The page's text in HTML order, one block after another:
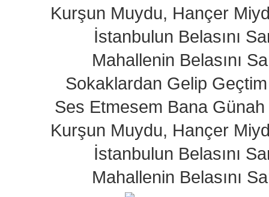
Kurşun Muydu, Hançer
İstanbulun Belasını
Mahallenin Belasını
Sokaklardan Gelip Geçtim
Ses Etmesem Bana Günah
Kurşun Muydu, Hançer
İstanbulun Belasını
Mahallenin Belasını